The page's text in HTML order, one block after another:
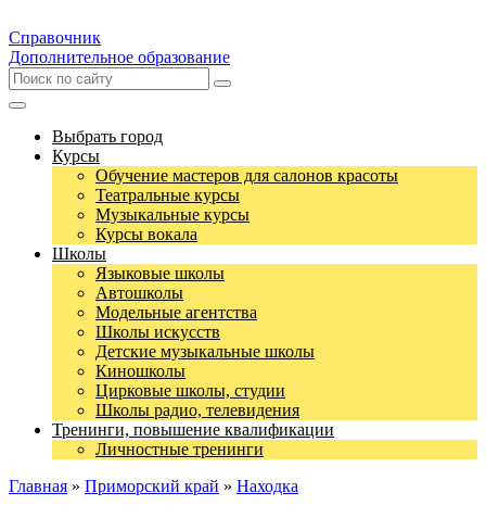
Справочник
Дополнительное образование
Выбрать город
Курсы
Обучение мастеров для салонов красоты
Театральные курсы
Музыкальные курсы
Курсы вокала
Школы
Языковые школы
Автошколы
Модельные агентства
Школы искусств
Детские музыкальные школы
Киношколы
Цирковые школы, студии
Школы радио, телевидения
Тренинги, повышение квалификации
Личностные тренинги
Главная » Приморский край » Находка